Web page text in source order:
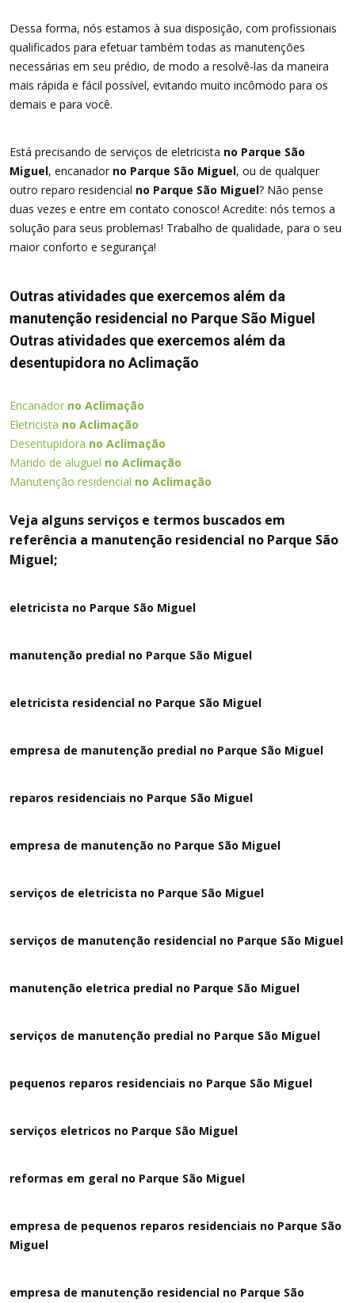
Dessa forma, nós estamos à sua disposição, com profissionais
qualificados para efetuar também todas as manutenções
necessárias em seu prédio, de modo a resolvê-las da maneira
mais rápida e fácil possível, evitando muito incômodo para os
demais e para você.
Está precisando de serviços de eletricista no Parque São
Miguel, encanador no Parque São Miguel, ou de qualquer
outro reparo residencial no Parque São Miguel? Não pense
duas vezes e entre em contato conosco! Acredite: nós temos a
solução para seus problemas! Trabalho de qualidade, para o seu
maior conforto e segurança!
Outras atividades que exercemos além da
manutenção residencial no Parque São Miguel
Outras atividades que exercemos além da
desentupidora no Aclimação
Encanador no Aclimação
Eletricista no Aclimação
Desentupidora no Aclimação
Marido de aluguel no Aclimação
Manutenção residencial no Aclimação
Veja alguns serviços e termos buscados em
referência a manutenção residencial no Parque São
Miguel;
eletricista no Parque São Miguel
manutenção predial no Parque São Miguel
eletricista residencial no Parque São Miguel
empresa de manutenção predial no Parque São Miguel
reparos residenciais no Parque São Miguel
empresa de manutenção no Parque São Miguel
serviços de eletricista no Parque São Miguel
serviços de manutenção residencial no Parque São Miguel
manutenção eletrica predial no Parque São Miguel
serviços de manutenção predial no Parque São Miguel
pequenos reparos residenciais no Parque São Miguel
serviços eletricos no Parque São Miguel
reformas em geral no Parque São Miguel
empresa de pequenos reparos residenciais no Parque São
Miguel
empresa de manutenção residencial no Parque São